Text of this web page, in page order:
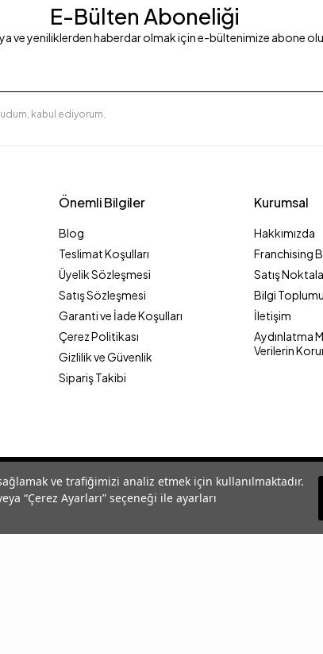
ve trafiğimizi analiz etmek için kullanılmaktadır.
“Çerez Ayarları” seçeneği ile ayarları
E-Bülten Aboneliği
ve yeniliklerden haberdar olmak için e-bültenimize abone
kabul ediyorum.
Önemli Bilgiler
Blog
Teslimat Koşulları
Üyelik Sözleşmesi
Satış Sözleşmesi
Garanti ve İade Koşulları
Çerez Politikası
Gizlilik ve Güvenlik
Sipariş Takibi
Kurumsal
Hakkımızda
Franchising
Satış
Bilgi
İletişim
Aydınlatma
Verilerin